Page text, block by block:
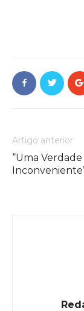
Artigo anterior
“Uma Verdade